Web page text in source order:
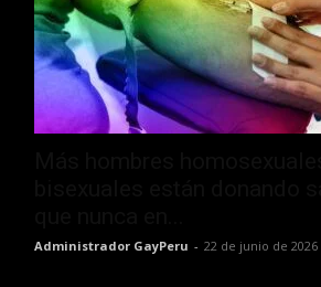
Administrador GayPeru - 22 de junio de 2026